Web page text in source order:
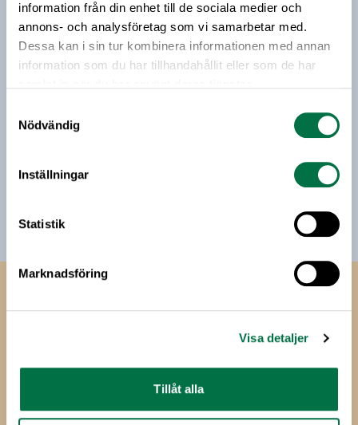
information från din enhet till de sociala medier och
annons- och analysföretag som vi samarbetar med.
Dessa kan i sin tur kombinera informationen med annan
information som du har tillhandahållit eller som de har
Nödvändig
Inställningar
Statistik
Marknadsföring
Visa detaljer
Tillåt alla
livsmedelsbranschen. När du anmäler dig till vårt
nyhetsbrev godkänner du Livsmedelsföretagens
hantering av personuppgifter.
till min inkorg. Livsmedelsföretagen ska inte dela eller
sälja min personliga information. Jag kan när som helst
114 85 Stockholm